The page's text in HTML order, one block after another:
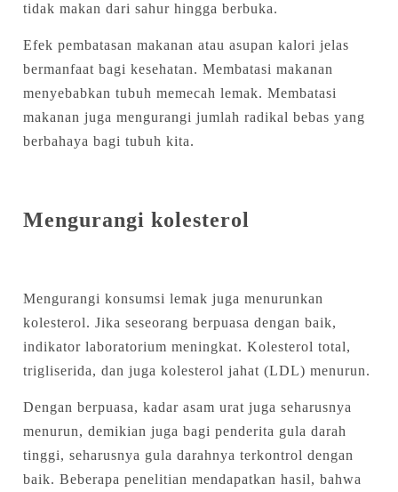
tidak makan dari sahur hingga berbuka.
Efek pembatasan makanan atau asupan kalori jelas
bermanfaat bagi kesehatan. Membatasi makanan
menyebabkan tubuh memecah lemak. Membatasi
makanan juga mengurangi jumlah radikal bebas yang
berbahaya bagi tubuh kita.
Mengurangi kolesterol
Mengurangi konsumsi lemak juga menurunkan
kolesterol. Jika seseorang berpuasa dengan baik,
indikator laboratorium meningkat. Kolesterol total,
trigliserida, dan juga kolesterol jahat (LDL) menurun.
Dengan berpuasa, kadar asam urat juga seharusnya
menurun, demikian juga bagi penderita gula darah
tinggi, seharusnya gula darahnya terkontrol dengan
baik. Beberapa penelitian mendapatkan hasil, bahwa